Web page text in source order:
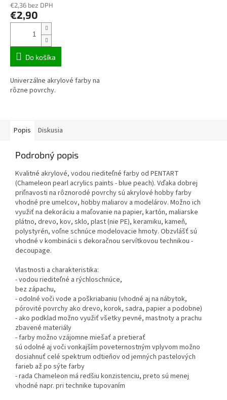
€2,36 bez DPH
€2,90
Do košíka
Univerzálne akrylové farby na
rôzne povrchy.
Popis Diskusia
Podrobný popis
Kvalitné akrylové, vodou riediteľné farby od PENTART
(Chameleon pearl acrylics paints - blue peach). Vďaka dobrej
priľnavosti na rôznorodé povrchy sú akrylové hobby farby
vhodné pre umelcov, hobby maliarov a modelárov. Možno ich
využiť na dekoráciu a maľovanie na papier, kartón, maliarske
plátno, drevo, kov, sklo, plast (nie PE), keramiku, kameň,
polystyrén, voľne schnúce modelovacie hmoty. Obzvlášť sú
vhodné v kombinácii s dekoračnou servítkovou technikou -
decoupage.
Vlastnosti a charakteristika:
- vodou riediteľné a rýchloschnúce,
bez zápachu,
- odolné voči vode a poškriabaniu (vhodné aj na nábytok,
pórovité povrchy ako drevo, korok, sadra, papier a podobne)
- ako podklad možno využiť všetky pevné, mastnoty a prachu
zbavené materiály
- farby možno vzájomne miešať a pretierať
sú odolné aj voči vonkajším poveternostným vplyvom možno
dosiahnuť celé spektrum odtieňov od jemných pastelových
farieb až po sýte farby
- rada Chameleon má redšiu konzistenciu, preto sú menej
vhodné napr. pri technike tupovaním